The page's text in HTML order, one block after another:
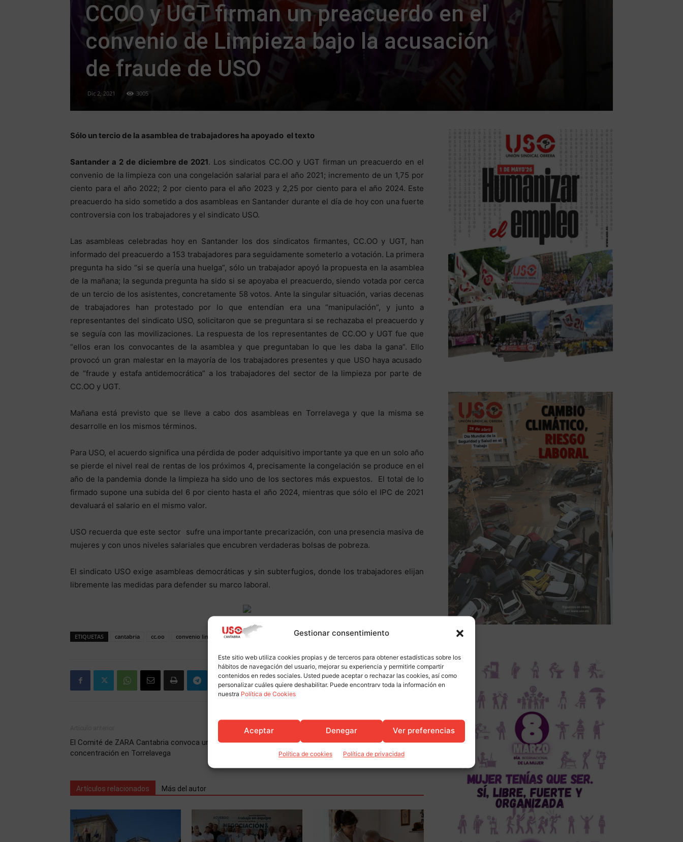
Gestionar consentimiento
Este sitio web utiliza cookies propias y de terceros para obtener estadísticas sobre los
hábitos de navegación del usuario, mejorar su experiencia y permitirle compartir
contenidos en redes sociales. Usted puede aceptar o rechazar las cookies, así como
personalizar cuáles quiere deshabilitar. Puede encontrarv toda la información en
nuestra Política de Cookies
Aceptar Denegar Ver preferencias
Política de cookies Política de privacidad
CCOO y UGT firman un preacuerdo en el
convenio de Limpieza bajo la acusación
de fraude de USO
Dic 2, 2021 3005
Sólo un tercio de la asamblea de trabajadores ha apoyado el texto
Santander a 2 de diciembre de 2021. Los sindicatos CC.OO y UGT firman un preacuerdo en el
convenio de la limpieza con una congelación salarial para el año 2021; incremento de un 1,75 por
ciento para el año 2022; 2 por ciento para el año 2023 y 2,25 por ciento para el año 2024. Este
preacuerdo ha sido sometido a dos asambleas en Santander durante el día de hoy con una fuerte
controversia con los trabajadores y el sindicato USO.
Las asambleas celebradas hoy en Santander los dos sindicatos firmantes, CC.OO y UGT, han
informado del preacuerdo a 153 trabajadores para seguidamente someterlo a votación. La primera
pregunta ha sido “si se quería una huelga”, sólo un trabajador apoyó la propuesta en la asamblea
de la mañana; la segunda pregunta ha sido si se apoyaba el preacuerdo, siendo votada por cerca
de un tercio de los asistentes, concretamente 58 votos. Ante la singular situación, varias decenas
de trabajadores han protestado por lo que entendían era una “manipulación”, y junto a
representantes del sindicato USO, solicitaron que se preguntara si se rechazaba el preacuerdo y
se seguía con las movilizaciones. La respuesta de los representantes de CC.OO y UGT fue que
“ellos eran los convocantes de la asamblea y que preguntaban lo que les daba la gana”. Ello
provocó un gran malestar en la mayoría de los trabajadores presentes y que USO haya acusado
de “fraude y estafa antidemocrática” a los trabajadores del sector de la limpieza por parte de
CC.OO y UGT.
Mañana está previsto que se lleve a cabo dos asambleas en Torrelavega y que la misma se
desarrolle en los mismos términos.
Para USO, el acuerdo significa una pérdida de poder adquisitivo importante ya que en un solo año
se pierde el nivel real de rentas de los próximos 4, precisamente la congelación se produce en el
año de la pandemia donde la limpieza ha sido uno de los sectores más expuestos. El total de lo
firmado supone una subida del 6 por ciento hasta el año 2024, mientras que sólo el IPC de 2021
devaluará el salario en el mismo valor.
USO recuerda que este sector sufre una importante precarización, con una presencia masiva de
mujeres y con unos niveles salariales que encubren verdaderas bolsas de pobreza.
El sindicato USO exige asambleas democráticas y sin subterfugios, donde los trabajadores elijan
libremente las medidas para defender su marco laboral.
ETIQUETAS cantabria cc.oo convenio limpieza ugt
El Comité de ZARA Cantabria convoca una
concentración en Torrelavega
Artículo siguiente
El Grupo de Montaña de USO celebró su 21
aniversario
Artículos relacionados Más del autor